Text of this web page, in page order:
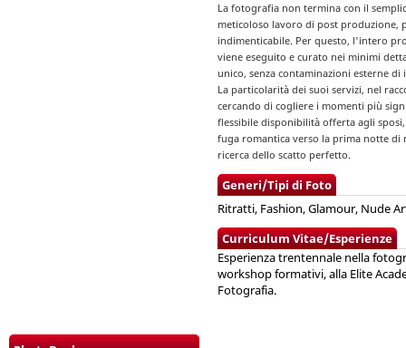
La fotografia non termina con il
meticoloso lavoro di post produzione,
indimenticabile. Per questo, l'intero
viene eseguito e curato nei minimi
unico, senza contaminazioni esterne di
La particolarità dei suoi servizi, nel
cercando di cogliere i momenti più
flessibile disponibilità offerta agli
fuga romantica verso la prima notte di
ricerca dello scatto perfetto.
Generi/Tipi di Foto
Ritratti, Fashion, Glamour, Nude
Curriculum Vitae/Esperienze
Esperienza trentennale nella
workshop formativi, alla Elite
Fotografia.